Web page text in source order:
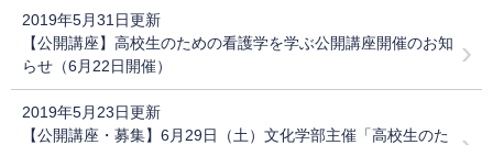
2019年5月31日更新
【公開講座】高校生のための看護学を学ぶ公開講座開催のお知
らせ（6月22日開催）
2019年5月23日更新
【公開講座・募集】6月29日（土）文化学部主催「高校生のた